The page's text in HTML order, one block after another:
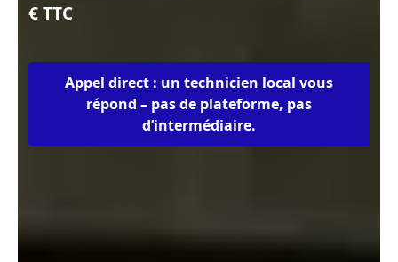
€ TTC
Appel direct : un technicien local vous
répond – pas de plateforme, pas
d’intermédiaire.